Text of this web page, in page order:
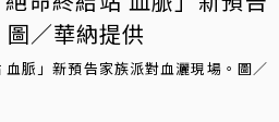
脈」新預告家族派對血灑現場。圖／